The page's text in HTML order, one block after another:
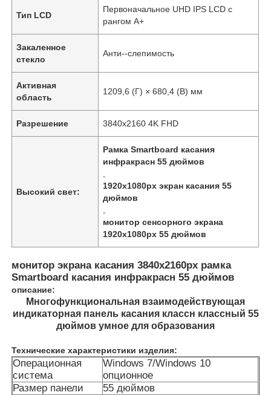
Тип LCD
Первоначальное UHD IPS LCD с
рангом A+
Закаленное
стекло
Анти--слепимость
Активная
область
1209,6 (Г) × 680,4 (В) мм
Разрешение 3840x2160 4K FHD
Высокий свет:
Рамка Smartboard касания
инфракрасн 55 дюймов
1920x1080px экран касания 55
дюймов
монитор сенсорного экрана
1920x1080px 55 дюймов
монитор экрана касания 3840x2160px рамка
Smartboard касания инфракрасн 55 дюймов
описание:
Многофункциональная взаимодействующая
индикаторная панель касания классн классный 55
дюймов умное для образования
Технические характеристики изделия:
Операционная
система
Windows 7/Windows 10
опционное
Размер панели
55 дюймов